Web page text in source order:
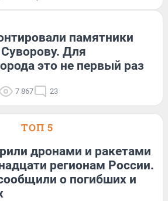
памятники
Для
это не первый раз
7 867 23
ТОП 5
дронами и ракетами
регионам России.
о погибших и